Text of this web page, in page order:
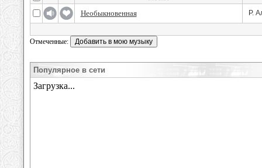
Необыкновенная
Р.
Отмеченные:
Популярное в сети